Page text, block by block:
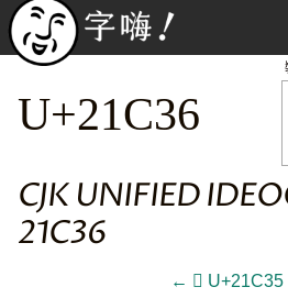
U+21C36
CJK UNIFIED
21C36
← 𡰵 U+21C35